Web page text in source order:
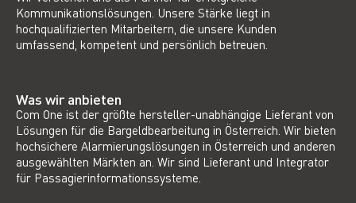
Kommunikationslösungen. Unsere Stärke liegt in
hochqualifizierten Mitarbeitern, die unsere Kunden
umfassend, kompetent und persönlich betreuen.
Was wir anbieten
Com One ist der größte hersteller-unabhängige Lieferant von
Lösungen für die Bargeldbearbeitung in Österreich. Wir bieten
hochsichere Alarmierungslösungen in Österreich und anderen
ausgewählten Märkten an. Wir sind Lieferant und Integrator
für Passagierinformationssysteme.